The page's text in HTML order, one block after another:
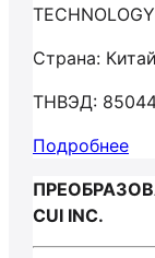
Страна: Китай
ТНВЭД:
Подробнее
CUI INC.